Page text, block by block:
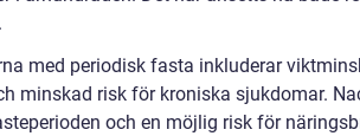
med periodisk fasta inkluderar
minskad risk för kroniska sjukdomar.
och en möjlig risk för